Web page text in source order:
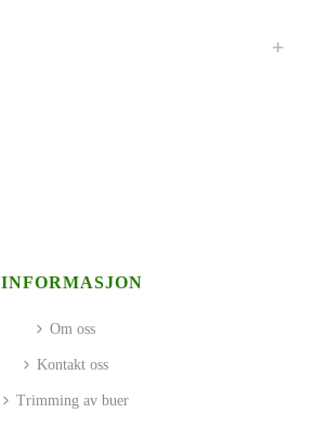
INFORMASJON
Om oss
Kontakt oss
Trimming av buer